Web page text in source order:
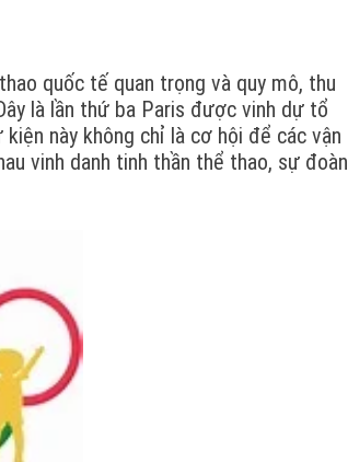
quốc tế quan trọng và quy mô, thu
là lần thứ ba Paris được vinh dự tổ
này không chỉ là cơ hội để các vận
vinh danh tinh thần thể thao, sự đoàn